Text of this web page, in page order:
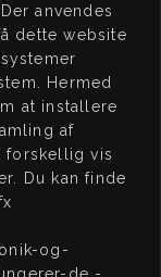
anvendes
dette website
Hermed
at installere
af
forskellig vis
Du kan finde
og-
de -
book
15:00 – 20:00
Lukket